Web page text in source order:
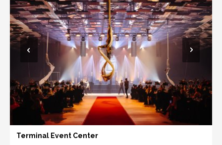
Terminal Event Center